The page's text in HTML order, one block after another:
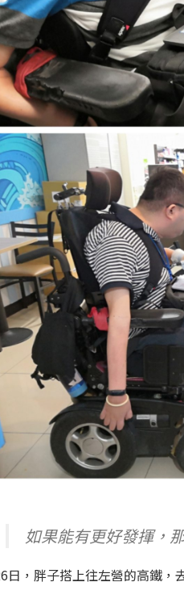
如果能有更好發揮，
日，胖子搭上往左營的高鐵，